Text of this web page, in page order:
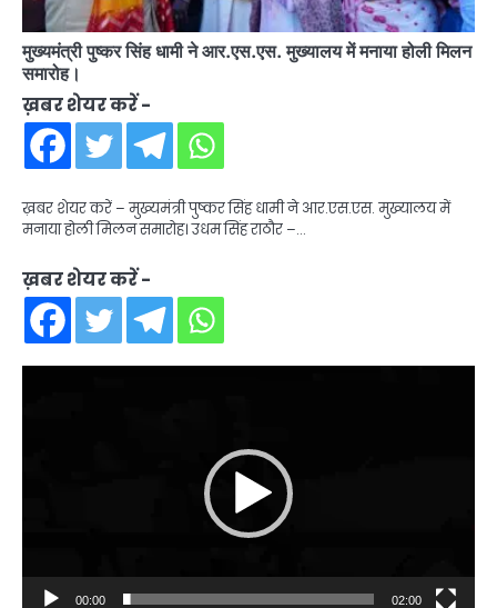
मुख्यमंत्री पुष्कर सिंह धामी ने आर.एस.एस. मुख्यालय में मनाया होली मिलन
समारोह।
ख़बर शेयर करें -
ख़बर शेयर करें – मुख्यमंत्री पुष्कर सिंह धामी ने आर.एस.एस. मुख्यालय में
मनाया होली मिलन समारोह। उधम सिंह राठौर –…
ख़बर शेयर करें -
00:00 02:00